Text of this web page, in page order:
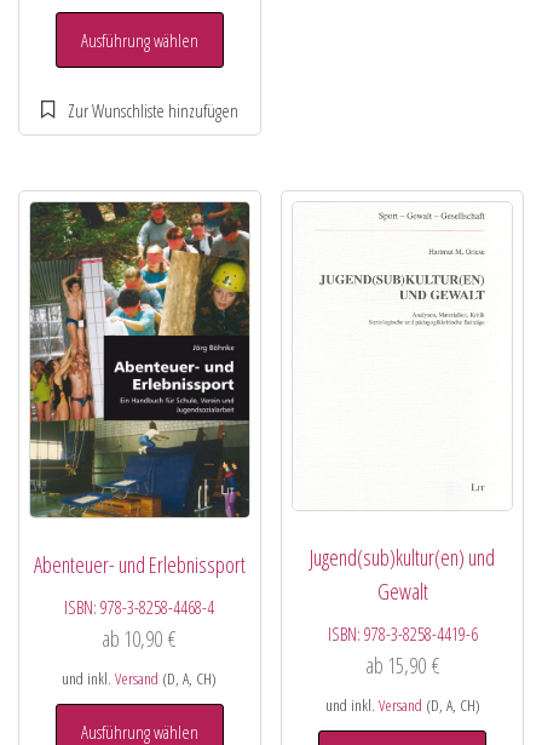
Ausführung wählen
Abenteuer- und Erlebnissport
ISBN:978-3-8258-4468-4
ab 10,90€
und inkl.Versand (D, A, CH)
Ausführung wählen
Jugend(sub)kultur(en) und
Gewalt
ISBN: 978-3-8258-4419-6
ab 15,90 €
und inkl. Versand (D, A, CH)